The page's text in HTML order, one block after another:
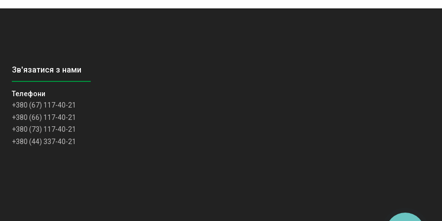
+380 (67) 117-40-21
+380 (66) 117-40-21
+380 (73) 117-40-21
+380 (44) 337-40-21